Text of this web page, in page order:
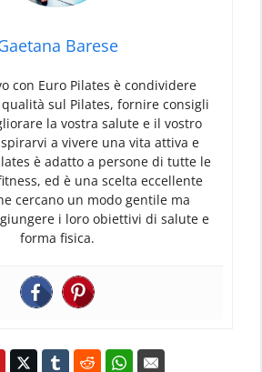
Barese
con Euro Pilates è condividere
sul Pilates, fornire consigli
la vostra salute e il vostro
a vivere una vita attiva e
è adatto a persone di tutte le
ed è una scelta eccellente
cercano un modo gentile ma
i loro obiettivi di salute e
forma fisica.